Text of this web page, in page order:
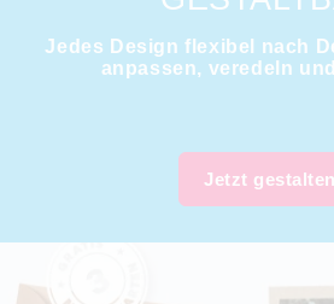
Jedes Design flexibel nach
anpassen, veredeln
Jetzt gestalten